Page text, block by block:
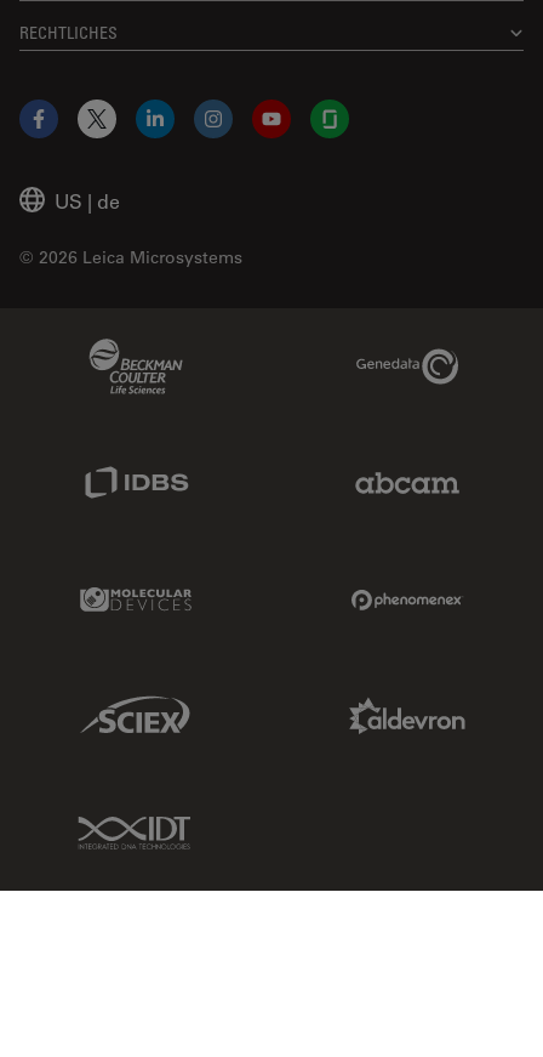
RECHTLICHES
US | de
© 2026 Leica Microsystems
Facebook
X LinkedInInstagramYouTubeGlassdoor
Genedata Link
Molecular Devices Link
Sciex Link
IDT Link